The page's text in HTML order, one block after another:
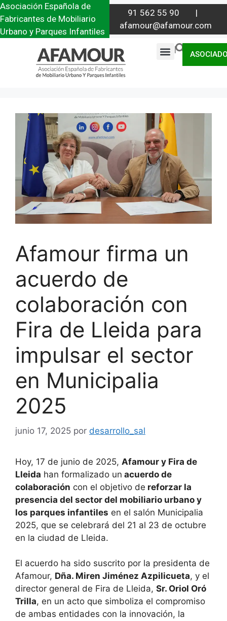
Asociación Española de
Fabricantes de Mobiliario
Urbano y Parques Infantiles
91 562 55 90 |
afamour@afamour.com
|
Afamour firma un
acuerdo de
colaboración con
Fira de Lleida para
impulsar el sector
en Municipalia
2025
junio 17, 2025 por desarrollo_sal
Hoy, 17 de junio de 2025, Afamour y Fira de
Lleida han formalizado un acuerdo de
colaboración con el objetivo de reforzar la
presencia del sector del mobiliario urbano y
los parques infantiles en el salón Municipalia
2025, que se celebrará del 21 al 23 de octubre
en la ciudad de Lleida.
El acuerdo ha sido suscrito por la presidenta de
Afamour, Dña. Miren Jiménez Azpilicueta, y el
director general de Fira de Lleida, Sr. Oriol Oró
Trilla, en un acto que simboliza el compromiso
de ambas entidades con la innovación, la